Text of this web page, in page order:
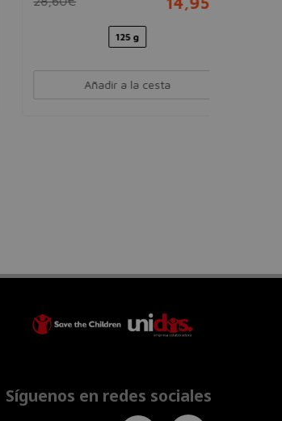
Añadir a la cesta
Síguenos en redes sociales